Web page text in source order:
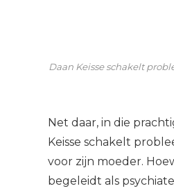
Daan Keisse schakelt
Net daar, in die
Keisse schakelt
voor zijn moeder.
begeleidt als